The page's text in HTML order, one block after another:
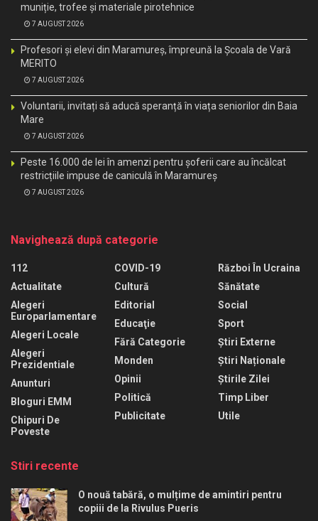
muniție, trofee și materiale pirotehnice
7 AUGUST 2026
Profesori și elevi din Maramureș, împreună la Școala de Vară
MERITO
7 AUGUST 2026
Voluntarii, invitați să aducă speranță în viața seniorilor din Baia
Mare
7 AUGUST 2026
Peste 16.000 de lei în amenzi pentru șoferii care au încălcat
restricțiile impuse de caniculă în Maramureș
7 AUGUST 2026
Navighează după categorie
112
Actualitate
Alegeri
Europarlamentare
Alegeri Locale
Alegeri
Prezidentiale
Anunturi
Bloguri EMM
Chipuri De
Poveste
COVID-19
Cultură
Editorial
Educaţie
Fără Categorie
Monden
Opinii
Politică
Publicitate
Război În Ucraina
Sănătate
Social
Sport
Știri Externe
Știri Naționale
Știrile Zilei
Timp Liber
Utile
Stiri recente
O nouă tabără, o mulțime de amintiri pentru
copiii de la Rivulus Pueris